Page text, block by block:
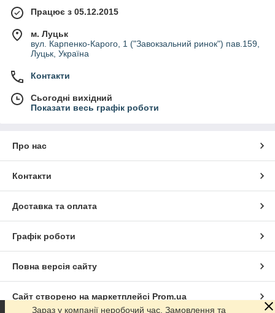
Працює з 05.12.2015
м. Луцьк
вул. Карпенко-Карого, 1 ("Завокзальний ринок") пав.159,
Луцьк, Україна
Контакти
Сьогодні вихідний
Показати весь графік роботи
Про нас
Контакти
Доставка та оплата
Графік роботи
Повна версія сайту
Сайт створено на маркетплейсі Prom.ua
Зараз у компанії неробочий час. Замовлення та